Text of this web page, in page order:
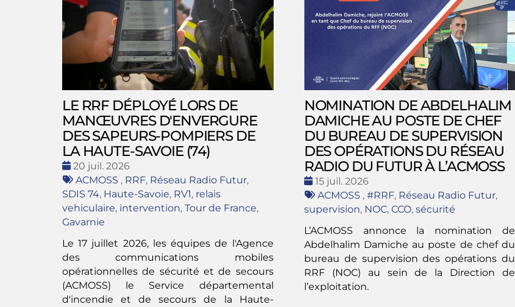
LE RRF DÉPLOYÉ LORS DE
MANŒUVRES D'ENVERGURE
DES SAPEURS-POMPIERS DE
LA HAUTE-SAVOIE (74)
Date
:
20 juil. 2026
Tags
:
ACMOSS , RRF, Réseau Radio Futur,
SDIS 74, Haute-Savoie, RV1, relais
vehiculaire, intervention, Tour de France,
Gavarnie
Le 17 juillet 2026, les équipes de l'Agence
des communications mobiles
opérationnelles de sécurité et de secours
(ACMOSS) le Service départemental
d'incendie et de secours de la Haute-
NOMINATION DE ABDELHALIM
DAMICHE AU POSTE DE CHEF
DU BUREAU DE SUPERVISION
DES OPÉRATIONS DU RÉSEAU
RADIO DU FUTUR À L’ACMOSS
Date
:
15 juil. 2026
Tags
:
ACMOSS , #RRF, Réseau Radio Futur,
supervision, NOC, CCO, sécurité
L’ACMOSS annonce la nomination de
Abdelhalim Damiche au poste de chef du
bureau de supervision des opérations du
RRF (NOC) au sein de la Direction de
l’exploitation.